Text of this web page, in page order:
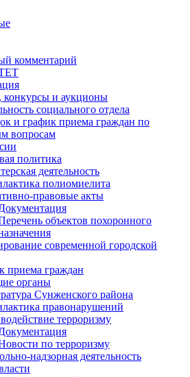
комментарий
конкурсы и аукционы
социального отдела
и график приема граждан по
вопросам
политика
деятельность
полиомиелита
правовые акты
объектов похоронного
современной городской
приема граждан
органы
Сунженского района
правонарушений
терроризму
по терроризму
надзорная деятельность